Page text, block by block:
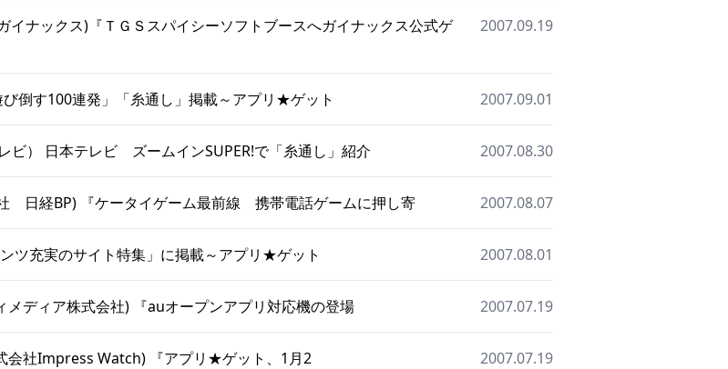
イナックス)『ＴＧＳスパイシーソフトブースへガイナックス公式ゲ
2007.09.19
倒す100連発」「糸通し」掲載～アプリ★ゲット 2007.09.01
ビ） 日本テレビ ズームインSUPER!で「糸通し」紹介 2007.08.30
日経BP) 『ケータイゲーム最前線 携帯電話ゲームに押し寄 2007.08.07
ツ充実のサイト特集」に掲載～アプリ★ゲット 2007.08.01
ディア株式会社) 『auオープンアプリ対応機の登場 2007.07.19
会社Impress Watch) 『アプリ★ゲット、1月2 2007.07.19